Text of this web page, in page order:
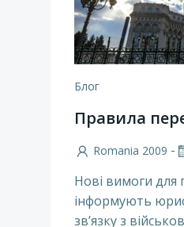
Блог
Правила
Romania 2009 -
Нові вимоги для
інформують
зв’язку з